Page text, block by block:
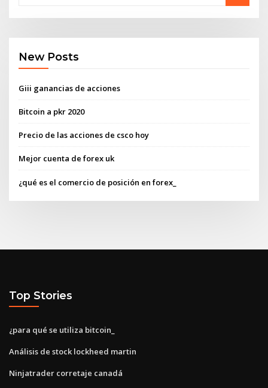
New Posts
Giii ganancias de acciones
Bitcoin a pkr 2020
Precio de las acciones de csco hoy
Mejor cuenta de forex uk
¿qué es el comercio de posición en forex_
Top Stories
¿para qué se utiliza bitcoin_
Análisis de stock lockheed martin
Ninjatrader corretaje canadá